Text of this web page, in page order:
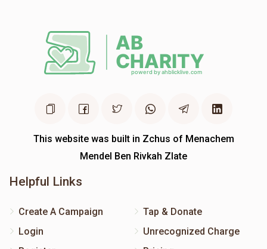
This website was built in Zchus of Menachem
Mendel Ben Rivkah Zlate
Helpful Links
Create A Campaign
Login
Tap & Donate
Unrecognized Charge